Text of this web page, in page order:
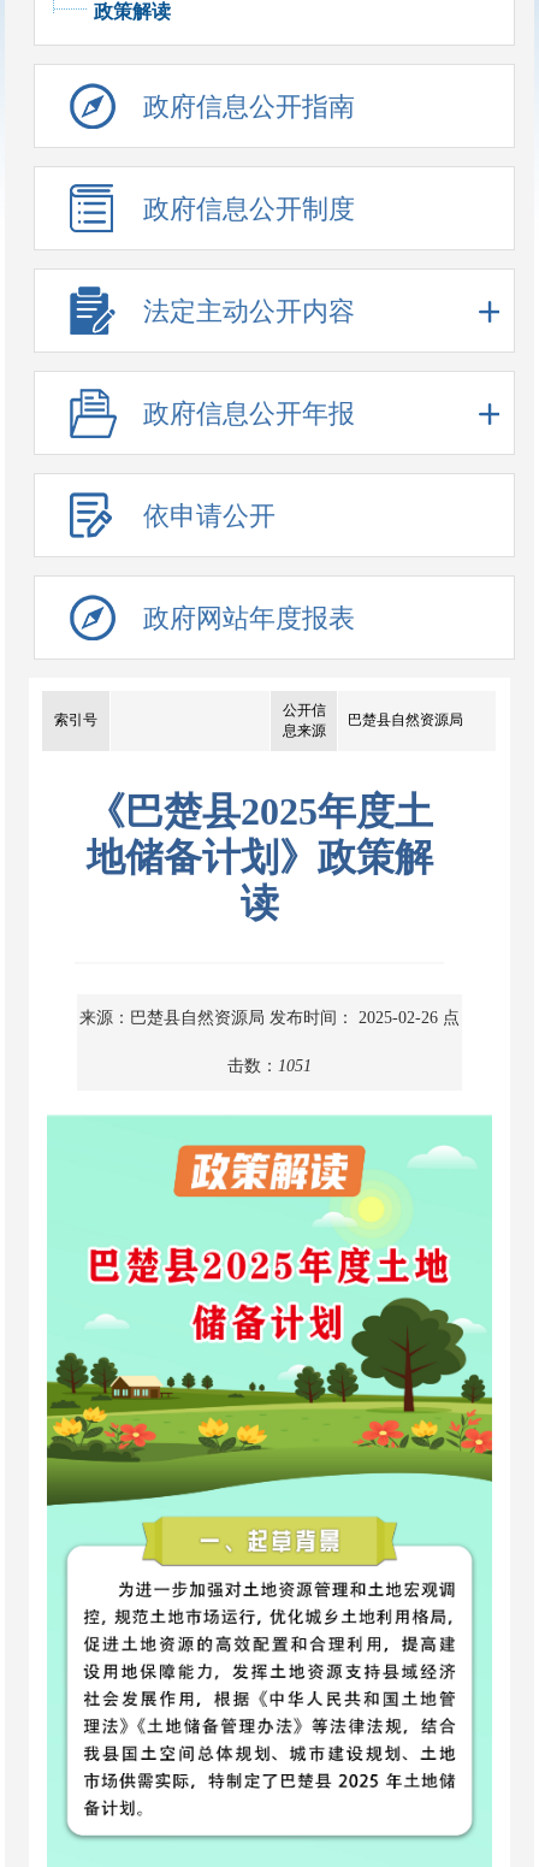
政策解读
政府信息公开指南
政府信息公开制度
法定主动公开内容
政府信息公开年报
依申请公开
政府网站年度报表
索引号
公开信
息来源
巴楚县自然资源局
《巴楚县2025年度土
地储备计划》政策解
读
来源：巴楚县自然资源局 发布时间： 2025-02-26 点
击数： 1051